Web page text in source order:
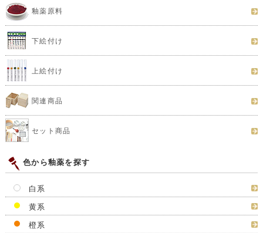
釉薬原料
下絵付け
上絵付け
関連商品
セット商品
色から釉薬を探す
白系
黄系
橙系